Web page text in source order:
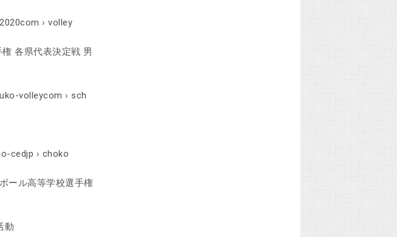
› volley
各県代表決定戦 男
volleycom › sch
cedjp › choko
ール高等学校選手権
動